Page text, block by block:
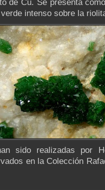
de Cu. Se presenta
intenso sobre la
sido realizadas por
en la Colección